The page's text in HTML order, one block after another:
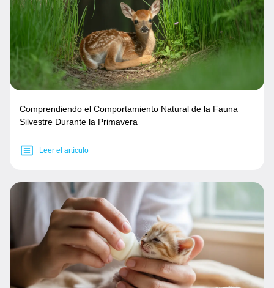
Comprendiendo el Comportamiento Natural de la Fauna
Silvestre Durante la Primavera
Leer el artículo